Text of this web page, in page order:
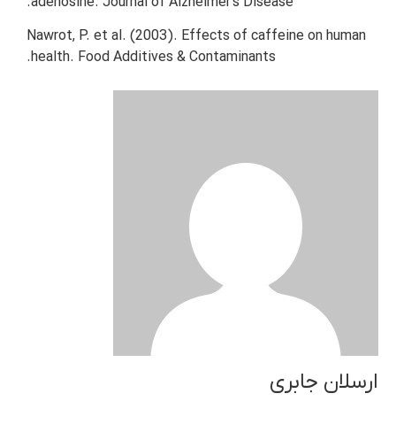
Nawrot, P. et al. (2003). Effects of caffeine on human
health. Food Additives & Contaminants.
ارسلان جابری